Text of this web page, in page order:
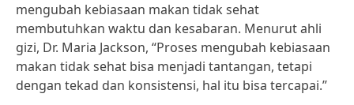
mengubah kebiasaan makan tidak sehat
membutuhkan waktu dan kesabaran. Menurut ahli
gizi, Dr. Maria Jackson, “Proses mengubah kebiasaan
makan tidak sehat bisa menjadi tantangan, tetapi
dengan tekad dan konsistensi, hal itu bisa tercapai.”